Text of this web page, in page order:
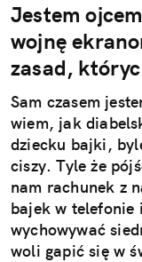
Jestem
wojnę
zasad,
Sam czasem
wiem, jak
dziecku bajki,
ciszy. Tyle że
nam rachunek z
bajek w telefonie
wychowywać
woli gapić się w